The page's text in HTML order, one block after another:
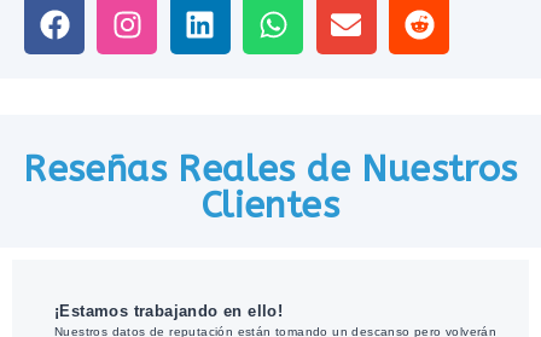
Reseñas Reales de Nuestros
Clientes
¡Estamos trabajando en ello!
Nuestros datos de reputación están tomando un descanso pero volverán